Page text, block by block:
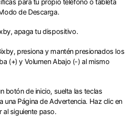
para tu propio teléfono o tableta
de Descarga.
apaga tu dispositivo.
presiona y mantén presionados los
(+) y Volumen Abajo (-) al mismo
botón de inicio, suelta las teclas
una Página de Advertencia. Haz clic en
al siguiente paso.